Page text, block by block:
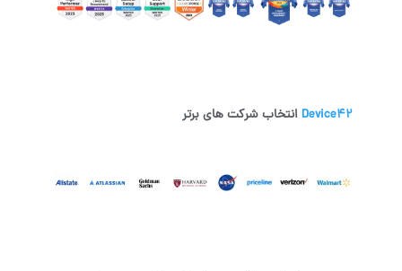
Device42 انتخاب شرکت های برتر